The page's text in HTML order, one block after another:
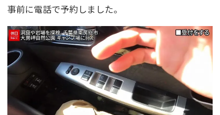
事前に電話で予約しました。